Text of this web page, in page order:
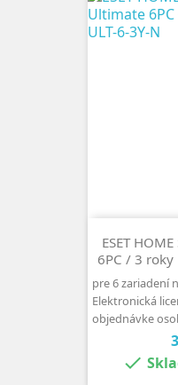
ESET
6PC / 3 roky
pre 6 zariadení
Elektronická
objednávke
